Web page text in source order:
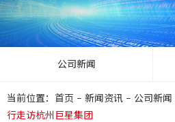
公司新闻
当前位置：首页 - 新闻资讯 - 公司新闻
行走访杭州巨星集团